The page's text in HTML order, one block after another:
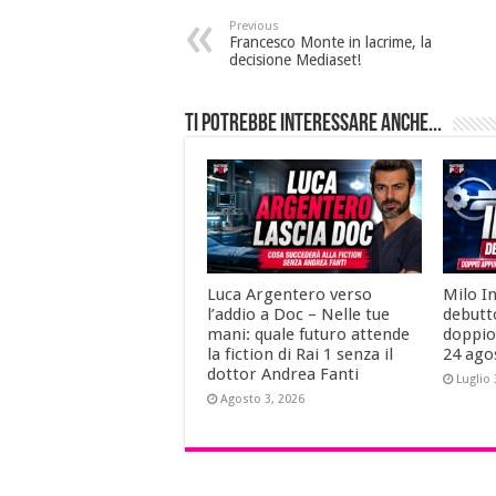
Previous
Francesco Monte in lacrime, la
decisione Mediaset!
Ti potrebbe interessare anche...
Luca Argentero verso
l’addio a Doc – Nelle tue
mani: quale futuro attende
la fiction di Rai 1 senza il
dottor Andrea Fanti
Agosto 3, 2026
Milo
24
Luglio